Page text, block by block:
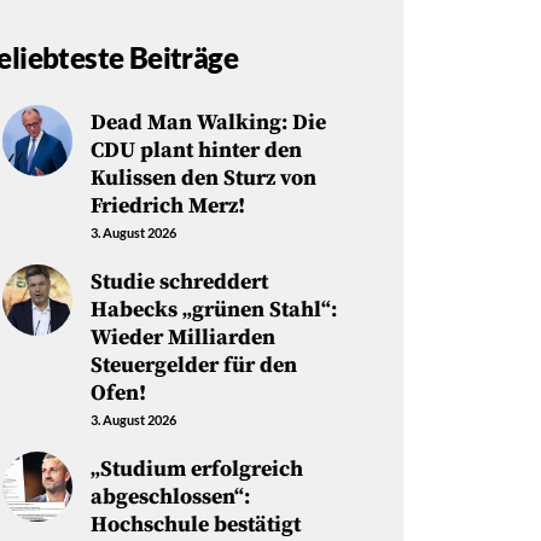
Beiträge
Dead Man Walking: Die
CDU plant hinter den
Kulissen den Sturz von
Friedrich Merz!
3. August 2026
Studie schreddert
Habecks „grünen Stahl“:
Wieder Milliarden
Steuergelder für den
Ofen!
3. August 2026
„Studium erfolgreich
abgeschlossen“:
Hochschule bestätigt